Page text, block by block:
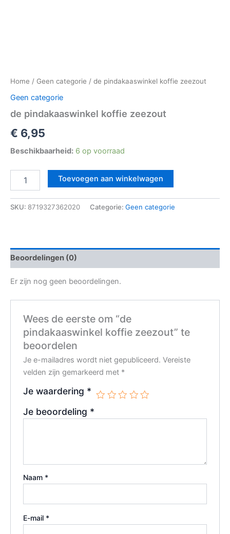
Home / Geen categorie / de pindakaaswinkel koffie zeezout
Geen categorie
de pindakaaswinkel koffie zeezout
€ 6,95
Beschikbaarheid: 6 op voorraad
Toevoegen aan winkelwagen
SKU: 8719327362020 Categorie: Geen categorie
Beoordelingen (0)
Er zijn nog geen beoordelingen.
Wees de eerste om “de
pindakaaswinkel koffie zeezout” te
beoordelen
Je e-mailadres wordt niet gepubliceerd. Vereiste
velden zijn gemarkeerd met *
Je waardering *
Je beoordeling *
Naam *
E-mail *